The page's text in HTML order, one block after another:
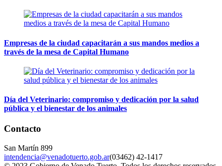
Empresas de la ciudad capacitarán a sus mandos medios a
través de la mesa de Capital Humano
Día del Veterinario: compromiso y dedicación por la salud
pública y el bienestar de los animales
Contacto
San Martín 899
intendencia@venadotuerto.gob.ar(03462) 42-1417